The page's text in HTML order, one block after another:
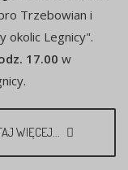
Trzebowian i
okolic Legnicy".
17.00 w
WIĘCEJ...